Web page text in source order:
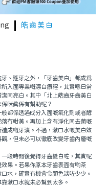
皓齒美白
、箍牙之外，「牙齒美白」都成爲
入面專業嘅漂白療程，其實喺日常
同亮白。其中「北上皓齒牙齒美白
咪真係有幫助呢？
都係透過成分入面嘅氧化劑或者酵
冇咁黃。再加上含有淨化同去菌嘅
成嘅牙漬。不過，漱口水嘅美白效
，但未必可以徹底改變牙齒內層嘅
段時間後覺得牙齒變白咗，其實呢
果。若果你原本牙齒表面有啲茶
水，確實有機會令顏色淡咗少少。
漱口水就未必幫到太多。